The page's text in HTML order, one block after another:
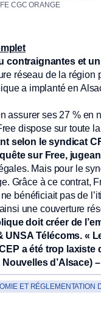
CGC ORANGE
fenêtre)fenêtre)
(nouvelle fenêtre)
(nouvelle fenêtre)
contraignantes et
réseau de la région
a implanté en
assurer ses 27 % en
dispose sur toute
selon le syndicat
sur Free,
Mais pour le
Grâce à ce contrat,
bénéficiait pas de
une couverture
doit créer de
Télécoms. «
a été trop
d’Alsace)
ET RÉGLEMENTATION